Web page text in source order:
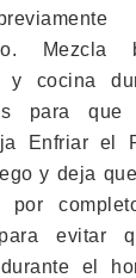
y cocina
para
Enfriar el
y deja
para evitar
el